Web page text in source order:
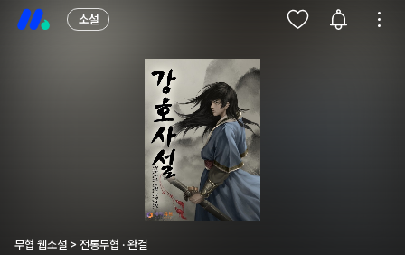
소설
무협 웹소설 > 전통무협 · 완결